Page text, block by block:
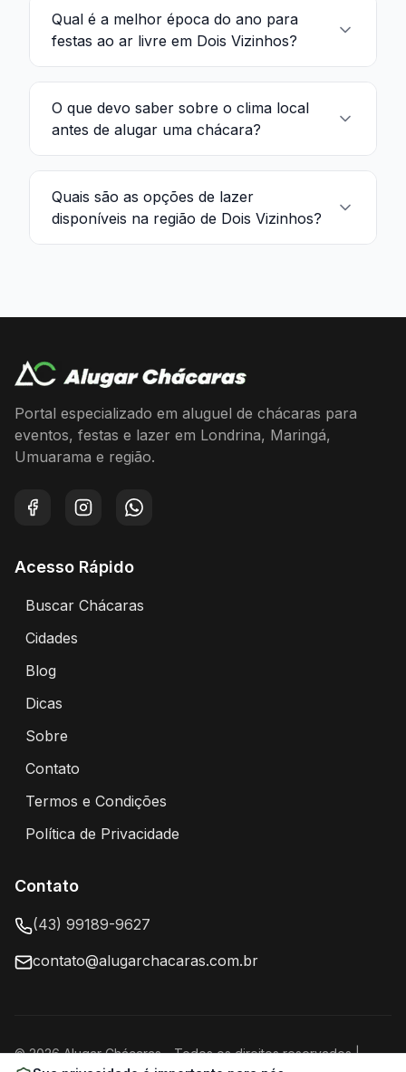
Qual é a melhor época do ano para
festas ao ar livre em Dois Vizinhos?
O que devo saber sobre o clima local
antes de alugar uma chácara?
Quais são as opções de lazer
disponíveis na região de Dois Vizinhos?
Portal especializado em aluguel de chácaras para
eventos, festas e lazer em Londrina, Maringá,
Umuarama e região.
FacebookInstagramWhatsApp
Acesso Rápido
Buscar Chácaras
Cidades
Blog
Dicas
Sobre
Contato
Termos e Condições
Política de Privacidade
Contato
(43) 99189-9627
contato@alugarchacaras.com.br
©2026 Alugar Chácaras- Todos os direitos reservados |